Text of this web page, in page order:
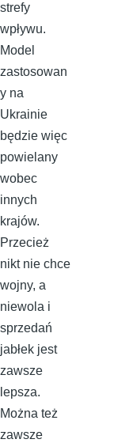
strefy
wpływu.
Model
zastosowan
y na
Ukrainie
będzie więc
powielany
wobec
innych
krajów.
Przecież
nikt nie chce
wojny, a
niewola i
sprzedań
jabłek jest
zawsze
lepsza.
Można też
zawsze